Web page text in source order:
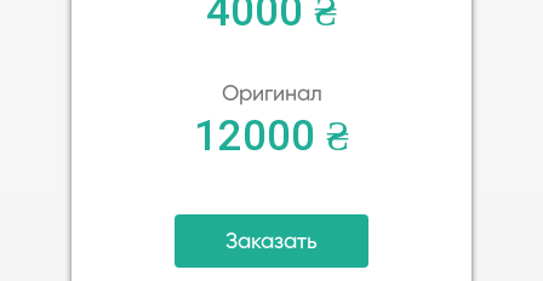
4000 ₴
Оригинал
12000 ₴
Заказать